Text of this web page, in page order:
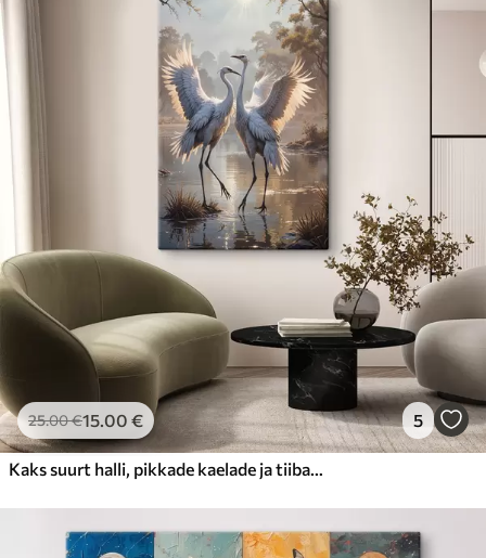
25.00€15.00 € 5
Kaks suurt halli, pikkade kaelade ja tiibadega kraanat, mis seisavad puudest ümbritsetud udujärves